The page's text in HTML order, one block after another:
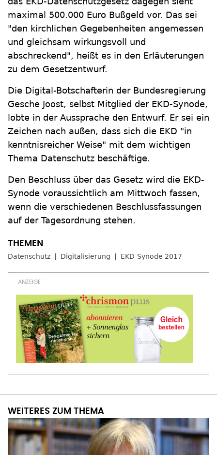
maximal 500.000 Euro Bußgeld vor. Das sei
"den kirchlichen Gegebenheiten angemessen
und gleichsam wirkungsvoll und
abschreckend", heißt es in den Erläuterungen
zu dem Gesetzentwurf.
Die Digital-Botschafterin der Bundesregierung
Gesche Joost, selbst Mitglied der EKD-Synode,
lobte in der Aussprache den Entwurf. Er sei ein
Zeichen nach außen, dass sich die EKD "in
kenntnisreicher Weise" mit dem wichtigen
Thema Datenschutz beschäftige.
Den Beschluss über das Gesetz wird die EKD-
Synode voraussichtlich am Mittwoch fassen,
wenn die verschiedenen Beschlussfassungen
auf der Tagesordnung stehen.
Datenschutz Digitalisierung EKD-Synode 2017
WEITERES ZUM THEMA